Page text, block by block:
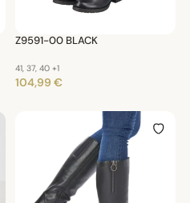
Z9591-00 BLACK
41, 37, 40 +1
104,99 €